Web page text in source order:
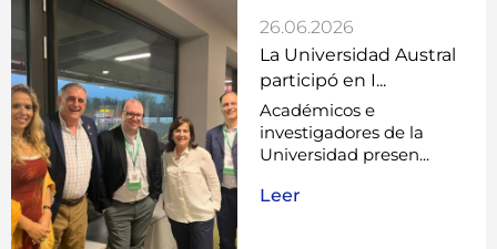
26.06.2026
La Universidad Austral
participó en I...
Académicos e
investigadores de la
Universidad presen...
Leer